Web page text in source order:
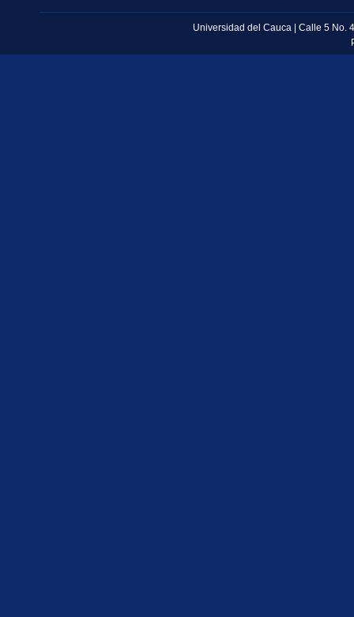
Universidad del Cauca | Calle 5 No.